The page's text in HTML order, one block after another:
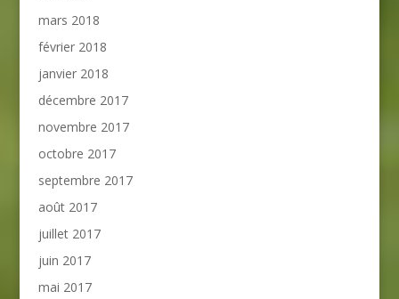
mars 2018
février 2018
janvier 2018
décembre 2017
novembre 2017
octobre 2017
septembre 2017
août 2017
juillet 2017
juin 2017
mai 2017